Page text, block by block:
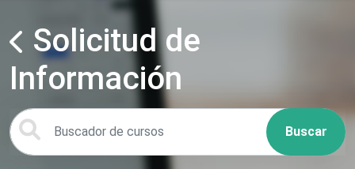
Solicitud de
Información
Buscar